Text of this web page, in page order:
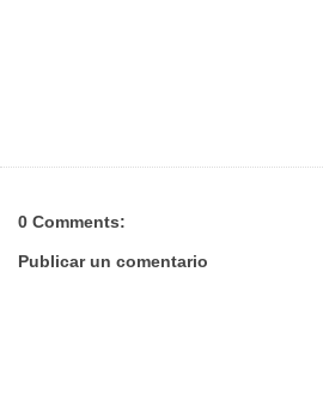
0 Comments:
Publicar un comentario